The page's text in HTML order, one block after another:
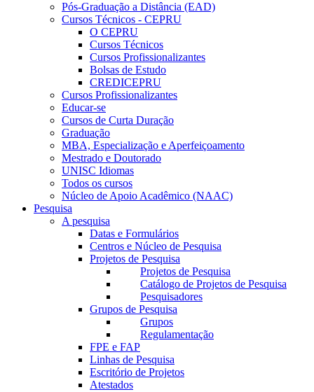
Pós-Graduação a Distância (EAD)
Cursos Técnicos - CEPRU
O CEPRU
Cursos Técnicos
Cursos Profissionalizantes
Bolsas de Estudo
CREDICEPRU
Cursos Profissionalizantes
Educar-se
Cursos de Curta Duração
Graduação
MBA, Especialização e Aperfeiçoamento
Mestrado e Doutorado
UNISC Idiomas
Todos os cursos
Núcleo de Apoio Acadêmico (NAAC)
Pesquisa
A pesquisa
Datas e Formulários
Centros e Núcleo de Pesquisa
Projetos de Pesquisa
Projetos de Pesquisa
Catálogo de Projetos de Pesquisa
Pesquisadores
Grupos de Pesquisa
Grupos
Regulamentação
FPE e FAP
Linhas de Pesquisa
Escritório de Projetos
Atestados